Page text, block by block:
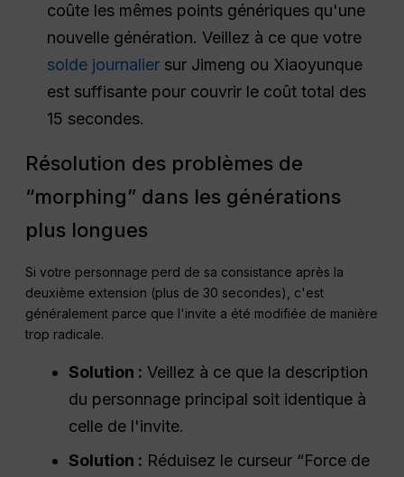
coûte les mêmes points génériques qu'une
nouvelle génération. Veillez à ce que votre
solde journalier sur Jimeng ou Xiaoyunque
est suffisante pour couvrir le coût total des
15 secondes.
Résolution des problèmes de
“morphing” dans les générations
plus longues
Si votre personnage perd de sa consistance après la
deuxième extension (plus de 30 secondes), c'est
généralement parce que l'invite a été modifiée de manière
trop radicale.
Solution : Veillez à ce que la description
du personnage principal soit identique à
celle de l'invite.
Solution : Réduisez le curseur “Force de